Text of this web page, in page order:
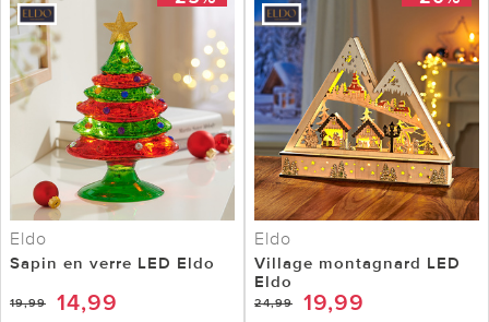
Eldo
Sapin en verre LED Eldo
19,99 14,99
Eldo
Village montagnard LED
Eldo
24,99 19,99